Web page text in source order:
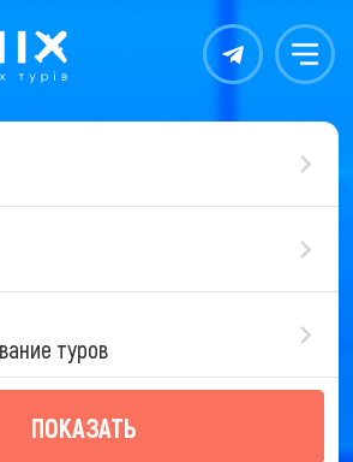
Контакты Меню
туров
ПОКАЗАТЬ